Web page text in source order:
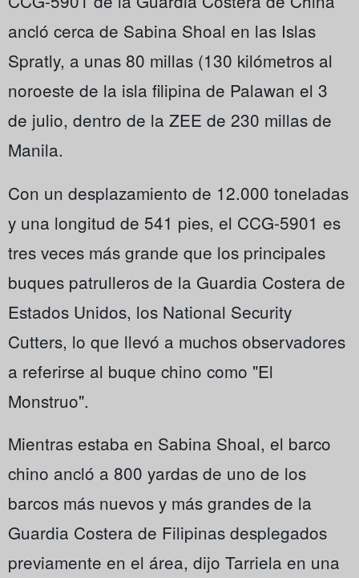
ancló cerca de Sabina Shoal en las Islas
Spratly, a unas 80 millas (130 kilómetros al
noroeste de la isla filipina de Palawan el 3
de julio, dentro de la ZEE de 230 millas de
Manila.
Con un desplazamiento de 12.000 toneladas
y una longitud de 541 pies, el CCG-5901 es
tres veces más grande que los principales
buques patrulleros de la Guardia Costera de
Estados Unidos, los National Security
Cutters, lo que llevó a muchos observadores
a referirse al buque chino como "El
Monstruo".
Mientras estaba en Sabina Shoal, el barco
chino ancló a 800 yardas de uno de los
barcos más nuevos y más grandes de la
Guardia Costera de Filipinas desplegados
previamente en el área, dijo Tarriela en una